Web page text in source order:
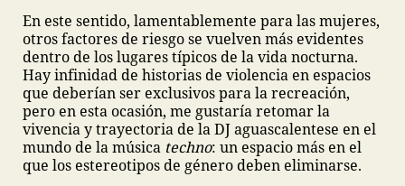
En este sentido, lamentablemente para las mujeres,
otros factores de riesgo se vuelven más evidentes
dentro de los lugares típicos de la vida nocturna.
Hay infinidad de historias de violencia en espacios
que deberían ser exclusivos para la recreación,
pero en esta ocasión, me gustaría retomar la
vivencia y trayectoria de la DJ aguascalentese en el
mundo de la música techno: un espacio más en el
que los estereotipos de género deben eliminarse.